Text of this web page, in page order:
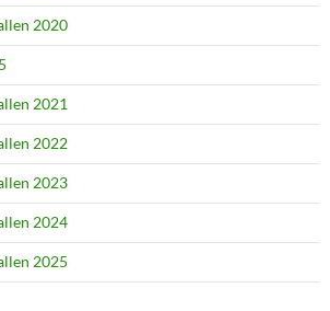
2020
2021
2022
2023
2024
2025